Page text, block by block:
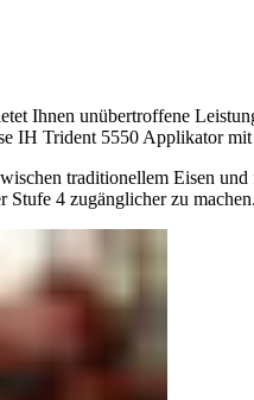
Ihnen unübertroffene
IH Trident 5550 Applikator
traditionellem Eisen
Stufe 4 zugänglicher zu machen.